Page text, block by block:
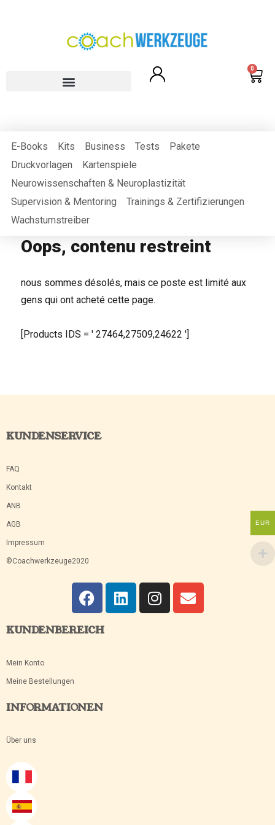
0
E-Books Kits Business Tests
Pakete
Druckvorlagen
Kartenspiele
Neurowissenschaften & Neuroplastizität
Supervision & Mentoring
Trainings & Zertifizierungen
Wachstumstreiber
Oops, contenu restreint
nous sommes désolés, mais ce poste est limité aux
gens qui ont acheté cette page.
[Products IDS = ' 27464,27509,24622 ']
KUNDENSERVICE
FAQ
Kontakt
ANB
AGB
Impressum
©Coachwerkzeuge2020
KUNDENBEREICH
Mein Konto
Meine Bestellungen
INFORMATIONEN
Über uns
EUR